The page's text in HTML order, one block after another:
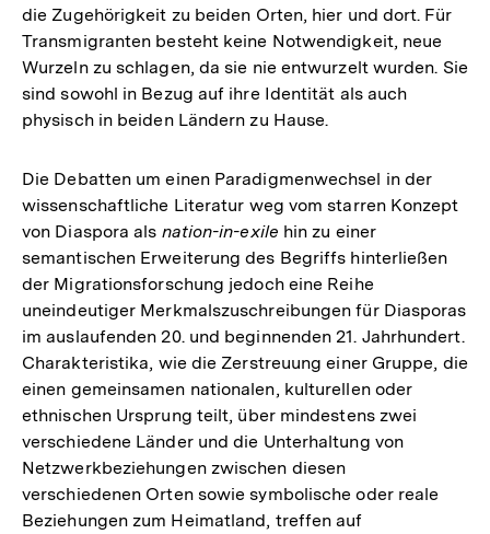
die Zugehörigkeit zu beiden Orten, hier und dort. Für
Transmigranten besteht keine Notwendigkeit, neue
Wurzeln zu schlagen, da sie nie entwurzelt wurden. Sie
sind sowohl in Bezug auf ihre Identität als auch
physisch in beiden Ländern zu Hause.
Die Debatten um einen Paradigmenwechsel in der
wissenschaftliche Literatur weg vom starren Konzept
von Diaspora als nation-in-exile hin zu einer
semantischen Erweiterung des Begriffs hinterließen
der Migrationsforschung jedoch eine Reihe
uneindeutiger Merkmalszuschreibungen für Diasporas
im auslaufenden 20. und beginnenden 21. Jahrhundert.
Charakteristika, wie die Zerstreuung einer Gruppe, die
einen gemeinsamen nationalen, kulturellen oder
ethnischen Ursprung teilt, über mindestens zwei
verschiedene Länder und die Unterhaltung von
Netzwerkbeziehungen zwischen diesen
verschiedenen Orten sowie symbolische oder reale
Beziehungen zum Heimatland, treffen auf